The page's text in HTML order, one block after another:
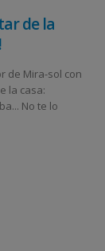
de la
de Mira-sol con
la casa:
No te lo